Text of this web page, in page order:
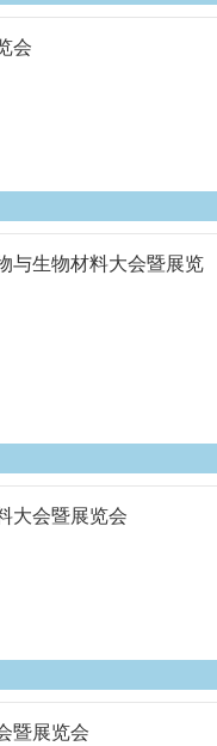
会
与生物材料大会暨展览
大会暨展览会
暨展览会